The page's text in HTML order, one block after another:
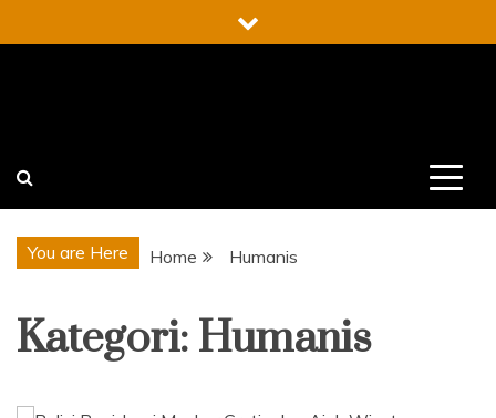
to
You are Here Home Humanis
Kategori: Humanis